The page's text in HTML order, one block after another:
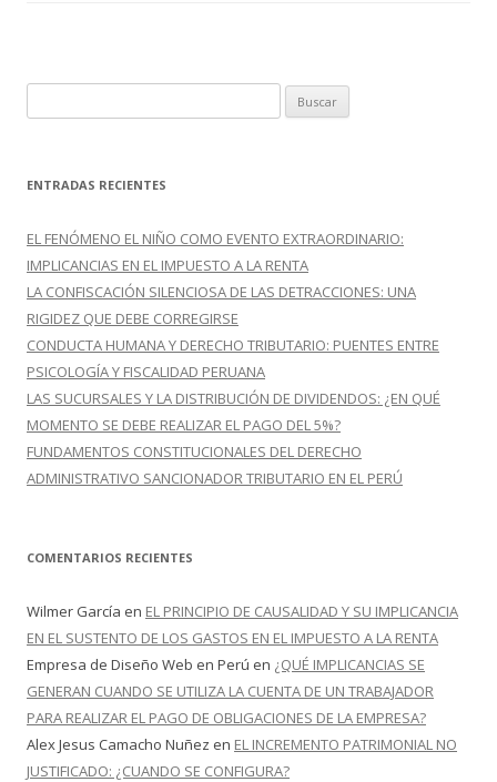
u
c
r
:
ENTRADAS RECIENTES
EL FENÓMENO EL NIÑO COMO EVENTO EXTRAORDINARIO:
IMPLICANCIAS EN EL IMPUESTO A LA RENTA
LA CONFISCACIÓN SILENCIOSA DE LAS DETRACCIONES: UNA
RIGIDEZ QUE DEBE CORREGIRSE
CONDUCTA HUMANA Y DERECHO TRIBUTARIO: PUENTES ENTRE
PSICOLOGÍA Y FISCALIDAD PERUANA
LAS SUCURSALES Y LA DISTRIBUCIÓN DE DIVIDENDOS: ¿EN QUÉ
MOMENTO SE DEBE REALIZAR EL PAGO DEL 5%?
FUNDAMENTOS CONSTITUCIONALES DEL DERECHO
ADMINISTRATIVO SANCIONADOR TRIBUTARIO EN EL PERÚ
COMENTARIOS RECIENTES
Wilmer García en EL PRINCIPIO DE CAUSALIDAD Y SU IMPLICANCIA
EN EL SUSTENTO DE LOS GASTOS EN EL IMPUESTO A LA RENTA
Empresa de Diseño Web en Perú en ¿QUÉ IMPLICANCIAS SE
GENERAN CUANDO SE UTILIZA LA CUENTA DE UN TRABAJADOR
PARA REALIZAR EL PAGO DE OBLIGACIONES DE LA EMPRESA?
Alex Jesus Camacho Nuñez en EL INCREMENTO PATRIMONIAL NO
JUSTIFICADO: ¿CUANDO SE CONFIGURA?